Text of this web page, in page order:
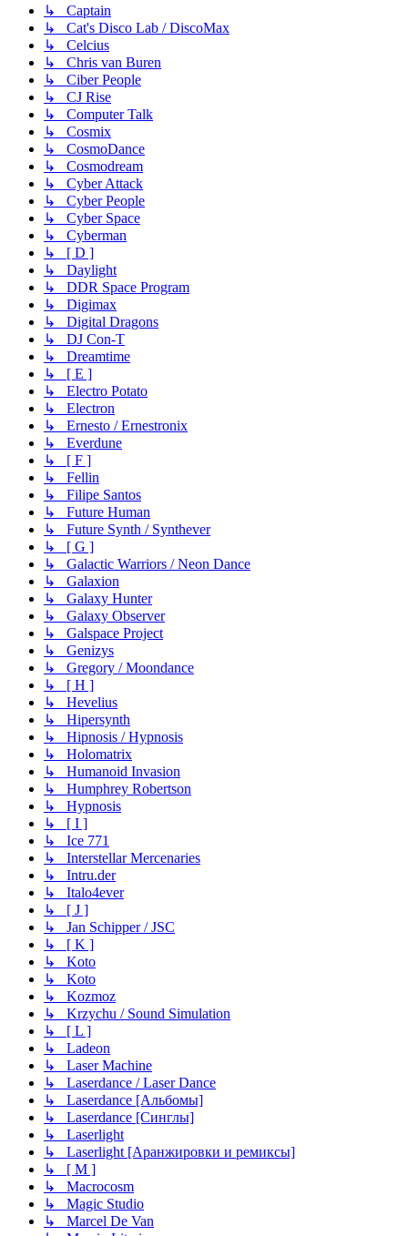
↳ Captain
↳ Cat's Disco Lab / DiscoMax
↳ Celcius
↳ Chris van Buren
↳ Ciber People
↳ CJ Rise
↳ Computer Talk
↳ Cosmix
↳ CosmoDance
↳ Cosmodream
↳ Cyber Attack
↳ Cyber People
↳ Cyber Space
↳ Cyberman
↳ [ D ]
↳ Daylight
↳ DDR Space Program
↳ Digimax
↳ Digital Dragons
↳ DJ Con-T
↳ Dreamtime
↳ [ E ]
↳ Electro Potato
↳ Electron
↳ Ernesto / Ernestronix
↳ Everdune
↳ [ F ]
↳ Fellin
↳ Filipe Santos
↳ Future Human
↳ Future Synth / Synthever
↳ [ G ]
↳ Galactic Warriors / Neon Dance
↳ Galaxion
↳ Galaxy Hunter
↳ Galaxy Observer
↳ Galspace Project
↳ Genizys
↳ Gregory / Moondance
↳ [ H ]
↳ Hevelius
↳ Hipersynth
↳ Hipnosis / Hypnosis
↳ Holomatrix
↳ Humanoid Invasion
↳ Humphrey Robertson
↳ Hypnosis
↳ [ I ]
↳ Ice 771
↳ Interstellar Mercenaries
↳ Intru.der
↳ Italo4ever
↳ [ J ]
↳ Jan Schipper / JSC
↳ [ K ]
↳ Koto
↳ Koto
↳ Kozmoz
↳ Krzychu / Sound Simulation
↳ [ L ]
↳ Ladeon
↳ Laser Machine
↳ Laserdance / Laser Dance
↳ Laserdance [Альбомы]
↳ Laserdance [Синглы]
↳ Laserlight
↳ Laserlight [Аранжировки и ремиксы]
↳ [ M ]
↳ Macrocosm
↳ Magic Studio
↳ Marcel De Van